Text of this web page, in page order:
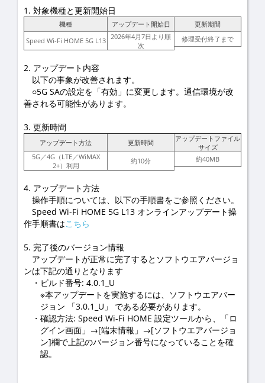
1. 対象機種と更新開始日
機種 アップデート開始日
更新期間
Speed Wi-Fi HOME 5G L13 2026年4月7日より順
次
修理受付終了まで
2. アップデート内容
以下の事象が改善されます。
○5G SAの設定を「有効」に変更します。通信環境が改
善される可能性があります。
3. 更新時間
アップデート方法 更新時間
アップデートファイル
サイズ
5G／4G（LTE／WiMAX
2+）利用
約10分 約40MB
4. アップデート方法
操作手順については、以下の手順書をご参照ください。
Speed Wi-Fi HOME 5G L13 オンラインアップデート操
作手順書はこちら
5. 完了後のバージョン情報
アップデートが正常に完了するとソフトウエアバージョ
ンは下記の通りとなります
ビルド番号: 4.0.1_U
※本アップデートを実施するには、ソフトウエアバー
ジョン 「3.0.1_U」 である必要があります。
確認方法: Speed Wi-Fi HOME 設定ツールから、「ロ
グイン画面」→[端末情報」→[ソフトウエアバージョ
ン]欄で上記のバージョン番号になっていることを確
認。